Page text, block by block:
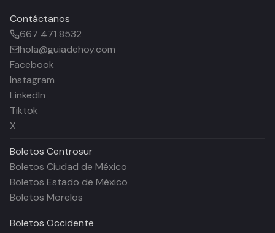
Contáctanos
667 471 8532
hola@guiadehoy.com
Facebook
Instagram
LinkedIn
Tiktok
X
Boletos Centrosur
Boletos Ciudad de México
Boletos Estado de México
Boletos Morelos
Boletos Occidente